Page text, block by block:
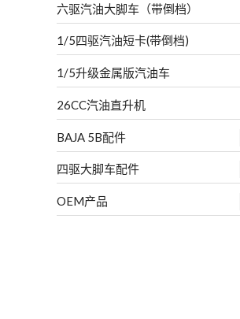
六驱汽油大脚车（带倒档）
1/5四驱汽油短卡(带倒档)
1/5升级金属版汽油车
26CC汽油直升机
BAJA 5B配件
四驱大脚车配件
OEM产品